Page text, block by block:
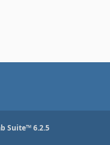
Suite™ 6.2.5